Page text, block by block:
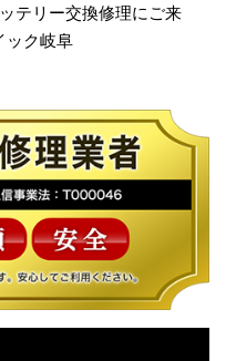
テリー交換修理にご来
ック岐阜